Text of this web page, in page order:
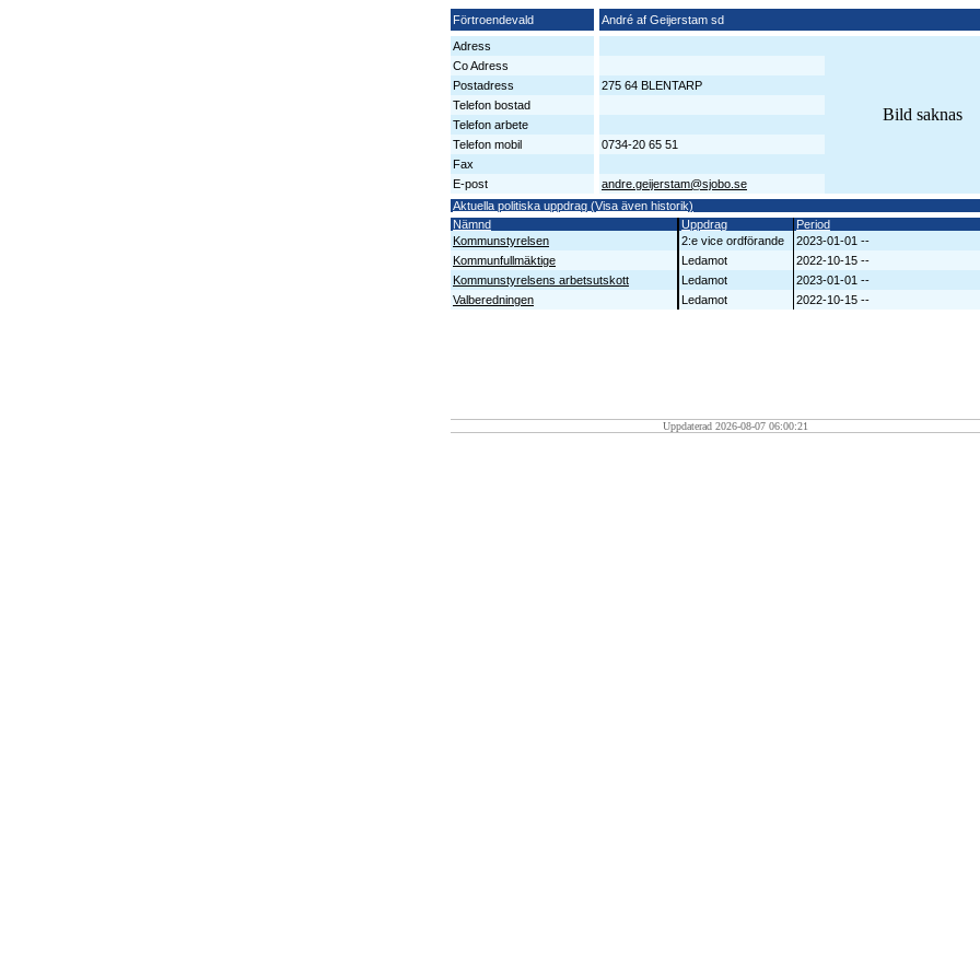
Förtroendevald
André af Geijerstam sd
Adress
Bild saknas
Co Adress
Postadress
275 64 BLENTARP
Telefon bostad
Telefon arbete
Telefon mobil
0734-20 65 51
Fax
E-post
andre.geijerstam@sjobo.se
Aktuella politiska uppdrag (Visa även historik)
Nämnd
Uppdrag
Period
Kommunstyrelsen
2:e vice ordförande
2023-01-01 --
Kommunfullmäktige
Ledamot
2022-10-15 --
Kommunstyrelsens arbetsutskott
Ledamot
2023-01-01 --
Valberedningen
Ledamot 2022-10-15 --
Uppdaterad 2026-08-07 06:00:21